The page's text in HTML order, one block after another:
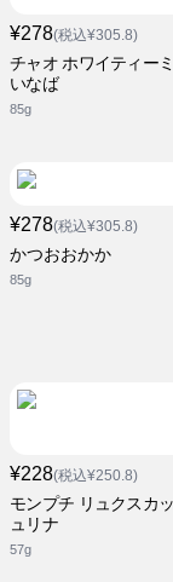
¥278(税込¥305.8)
チャオ ホワイティー
いなば
85g
¥278(税込¥305.8)
かつおおかか
85g
¥228(税込¥250.8)
モンプチ リュクスカ
ュリナ
57g